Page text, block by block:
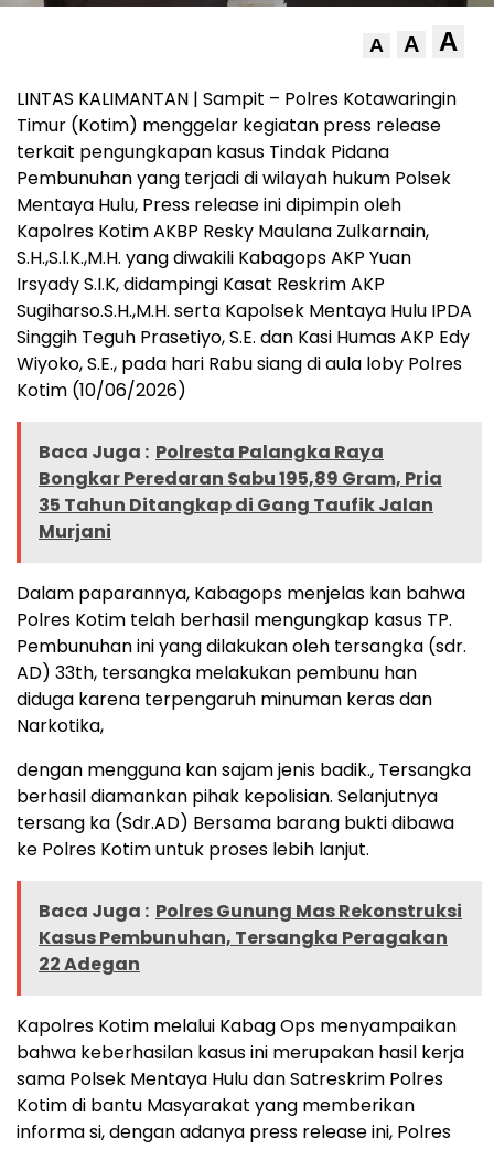
A A A
LINTAS KALIMANTAN | Sampit – Polres Kotawaringin
Timur (Kotim) menggelar kegiatan press release
terkait pengungkapan kasus Tindak Pidana
Pembunuhan yang terjadi di wilayah hukum Polsek
Mentaya Hulu, Press release ini dipimpin oleh
Kapolres Kotim AKBP Resky Maulana Zulkarnain,
S.H.,S.l.K.,M.H. yang diwakili Kabagops AKP Yuan
Irsyady S.I.K, didampingi Kasat Reskrim AKP
Sugiharso.S.H.,M.H. serta Kapolsek Mentaya Hulu IPDA
Singgih Teguh Prasetiyo, S.E. dan Kasi Humas AKP Edy
Wiyoko, S.E., pada hari Rabu siang di aula loby Polres
Kotim (10/06/2026)
Baca Juga : Polresta Palangka Raya
Bongkar Peredaran Sabu 195,89 Gram, Pria
35 Tahun Ditangkap di Gang Taufik Jalan
Murjani
Dalam paparannya, Kabagops menjelas kan bahwa
Polres Kotim telah berhasil mengungkap kasus TP.
Pembunuhan ini yang dilakukan oleh tersangka (sdr.
AD) 33th, tersangka melakukan pembunu han
diduga karena terpengaruh minuman keras dan
Narkotika,
dengan mengguna kan sajam jenis badik., Tersangka
berhasil diamankan pihak kepolisian. Selanjutnya
tersang ka (Sdr.AD) Bersama barang bukti dibawa
ke Polres Kotim untuk proses lebih lanjut.
Baca Juga : Polres Gunung Mas Rekonstruksi
Kasus Pembunuhan, Tersangka Peragakan
22 Adegan
Kapolres Kotim melalui Kabag Ops menyampaikan
bahwa keberhasilan kasus ini merupakan hasil kerja
sama Polsek Mentaya Hulu dan Satreskrim Polres
Kotim di bantu Masyarakat yang memberikan
informa si, dengan adanya press release ini, Polres